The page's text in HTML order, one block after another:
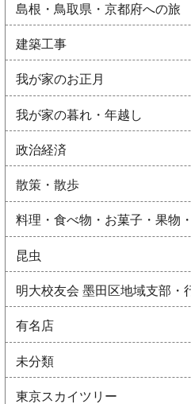
島根・鳥取県・京都府への旅
建築工事
我が家のお正月
我が家の暮れ・年越し
政治経済
散策・散歩
料理・食べ物・お菓子・果物
昆虫
明大校友会 墨田区地域支部・
有名店
未分類
東京スカイツリー